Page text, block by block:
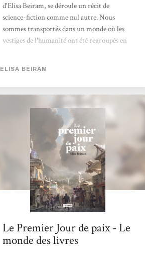
d'Elisa Beiram, se déroule un récit de
science-fiction comme nul autre. Nous
sommes transportés dans un monde où les
vestiges de l'humanité ont été regroupés en
villes mortes et d’océan sauvage, une lueur
d'espoir surgit. L'histoire suit trois
émissaires, bâtons de paroles et négociateurs
pour la paix universelle, alors qu'ils
parcourent le globe vers le rivage, vers le
monde, vers les étoiles, risquant leur...
ELISA BEIRAM
Le Premier Jour de paix - Le
monde des livres